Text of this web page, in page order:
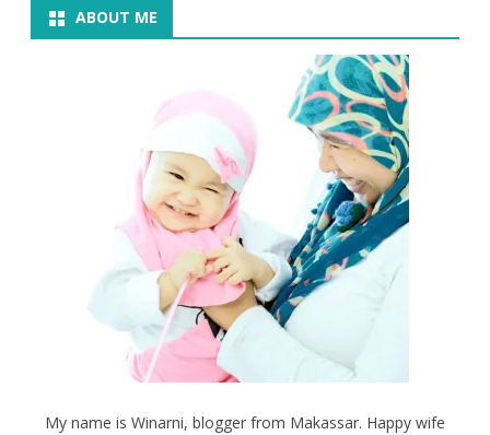
ABOUT ME
My name is Winarni, blogger from Makassar. Happy wife